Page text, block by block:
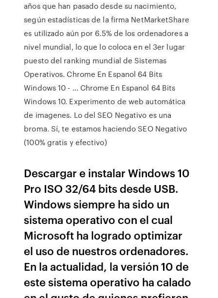
años que han pasado desde su nacimiento,
según estadísticas de la firma NetMarketShare
es utilizado aún por 6.5% de los ordenadores a
nivel mundial, lo que lo coloca en el 3er lugar
puesto del ranking mundial de Sistemas
Operativos. Chrome En Espanol 64 Bits
Windows 10 - … Chrome En Espanol 64 Bits
Windows 10. Experimento de web automática
de imagenes. Lo del SEO Negativo es una
broma. Sí, te estamos haciendo SEO Negativo
(100% gratis y efectivo)
Descargar e instalar Windows 10
Pro ISO 32/64 bits desde USB.
Windows siempre ha sido un
sistema operativo con el cual
Microsoft ha logrado optimizar
el uso de nuestros ordenadores.
En la actualidad, la versión 10 de
este sistema operativo ha calado